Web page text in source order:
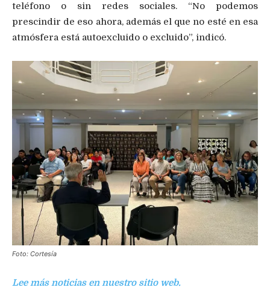
teléfono o sin redes sociales. “No podemos
prescindir de eso ahora, además el que no esté en esa
atmósfera está autoexcluido o excluido”, indicó.
Foto: Cortesía
Lee más noticias en nuestro sitio web.